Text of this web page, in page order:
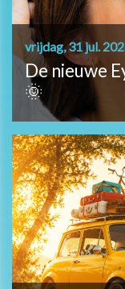
vrijdag, 31 jul.
De nieuwe
🌞